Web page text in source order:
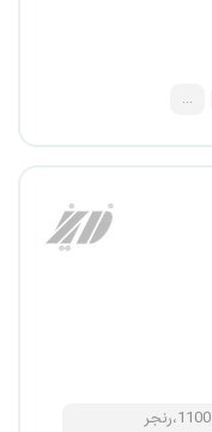
...
اپراتور دستگاه حفاری انفجاری (پانترا 1100،رنجر